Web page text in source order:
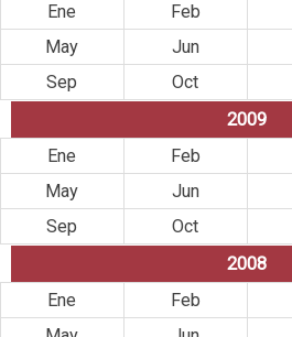
Ene
Feb
May
Jun
Sep
Oct
2009
Ene
Feb
May
Jun
Sep
Oct
2008
Ene
Feb